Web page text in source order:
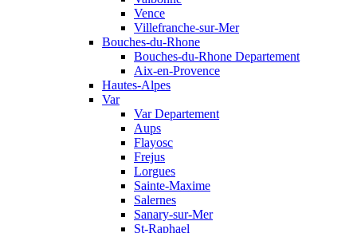
Vence
Villefranche-sur-Mer
Bouches-du-Rhone
Bouches-du-Rhone Departement
Aix-en-Provence
Hautes-Alpes
Var
Var Departement
Aups
Flayosc
Frejus
Lorgues
Sainte-Maxime
Salernes
Sanary-sur-Mer
St-Raphael